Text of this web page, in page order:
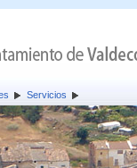
Servicios